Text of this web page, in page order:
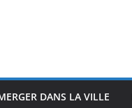
DANS LA VILLE